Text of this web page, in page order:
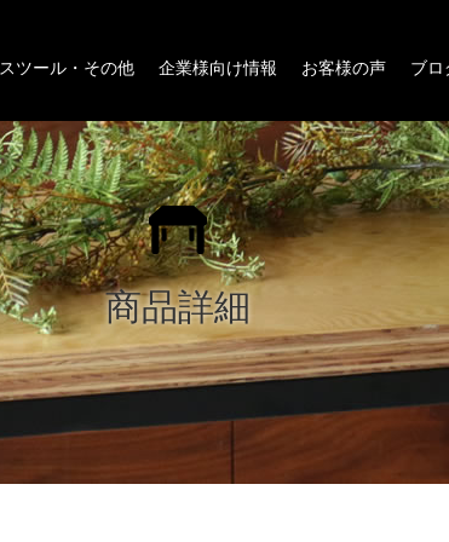
スツール・その他 企業様向け情報 お客様の声 ブロ
商品詳細